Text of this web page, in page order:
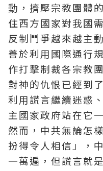
動，擠壓宗教團體
住西方國家對我國
反制鬥爭越來越主
善於利用國際通行
作打擊制裁各宗教
對神的仇恨已經到
利用謊言繼續迷惑
主國家政府站在它
然而，中共無論怎
扮得令人相信」，
一萬遍，但謊言就